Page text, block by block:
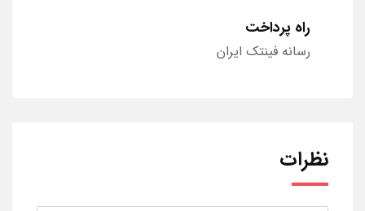
راه پرداخت
رسانه فینتک ایران
نظرات